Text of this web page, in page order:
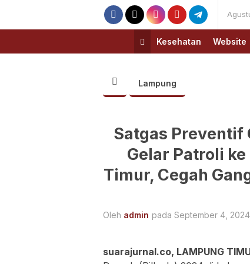
Kesehatan Website
Lampung
Satgas Preventif
Gelar Patroli
Timur, Cegah
Oleh admin pada September 4, 2024
suarajurnal.co, LAMPUNG